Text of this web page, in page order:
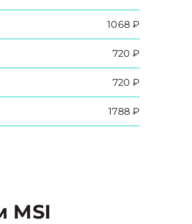
1068 ₽
720 ₽
720 ₽
1788 ₽
MSI